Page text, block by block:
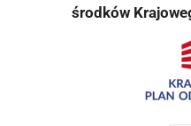
środków